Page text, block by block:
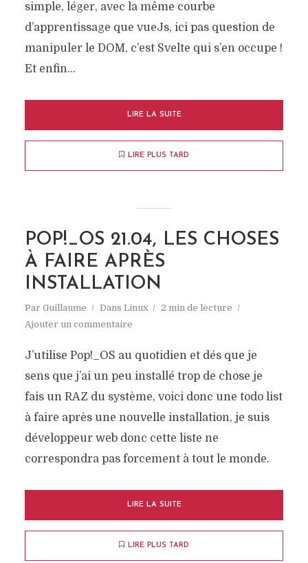
simple, léger, avec la même courbe
d’apprentissage que vueJs, ici pas question de
manipuler le DOM, c’est Svelte qui s’en occupe !
Et enfin...
LIRE LA SUITE
LIRE PLUS TARD
POP!_OS 21.04, LES CHOSES
À FAIRE APRÈS
INSTALLATION
Par Guillaume Dans Linux
2 min de lecture
Ajouter un commentaire
J’utilise Pop!_OS au quotidien et dés que je
sens que j’ai un peu installé trop de chose je
fais un RAZ du système, voici donc une todo list
à faire après une nouvelle installation, je suis
développeur web donc cette liste ne
correspondra pas forcement à tout le monde.
LIRE LA SUITE
LIRE PLUS TARD